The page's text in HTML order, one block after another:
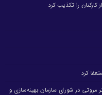
کارکنان را تکذیب کرد
کرد
مروتی در شورای سازمان بهینه‌سازی و